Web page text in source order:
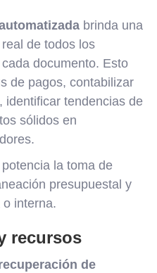
brinda una
de todos los
documento. Esto
de pagos, contabilizar
identificar tendencias de
sólidos en
potencia la toma de
presupuestal y
interna.
recursos
de